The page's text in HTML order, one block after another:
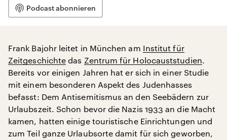
Podcast abonnieren
Frank Bajohr leitet in München am Institut für
Zeitgeschichte das Zentrum für Holocauststudien.
Bereits vor einigen Jahren hat er sich in einer Studie
mit einem besonderen Aspekt des Judenhasses
befasst: Dem Antisemitismus an den Seebädern zur
Urlaubszeit. Schon bevor die Nazis 1933 an die Macht
kamen, hatten einige touristische Einrichtungen und
zum Teil ganze Urlaubsorte damit für sich geworben,